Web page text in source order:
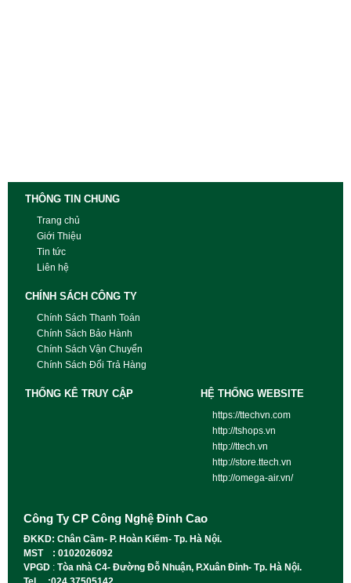
THÔNG TIN CHUNG
Trang chủ
Giới Thiệu
Tin tức
Liên hệ
CHÍNH SÁCH CÔNG TY
Chính Sách Thanh Toán
Chính Sách Bảo Hành
Chính Sách Vận Chuyển
Chính Sách Đổi Trả Hàng
THỐNG KÊ TRUY CẬP HỆ THỐNG WEBSITE
https://ttechvn.com
http://tshops.vn
http://ttech.vn
http://store.ttech.vn
http://omega-air.vn/
Công Ty CP Công Nghệ Đỉnh Cao
ĐKKD: Chân Cầm- P. Hoàn Kiếm- Tp. Hà Nội.
MST : 0102026092
VPGD : Tòa nhà C4- Đường Đỗ Nhuận, P.Xuân Đỉnh- Tp. Hà Nội.